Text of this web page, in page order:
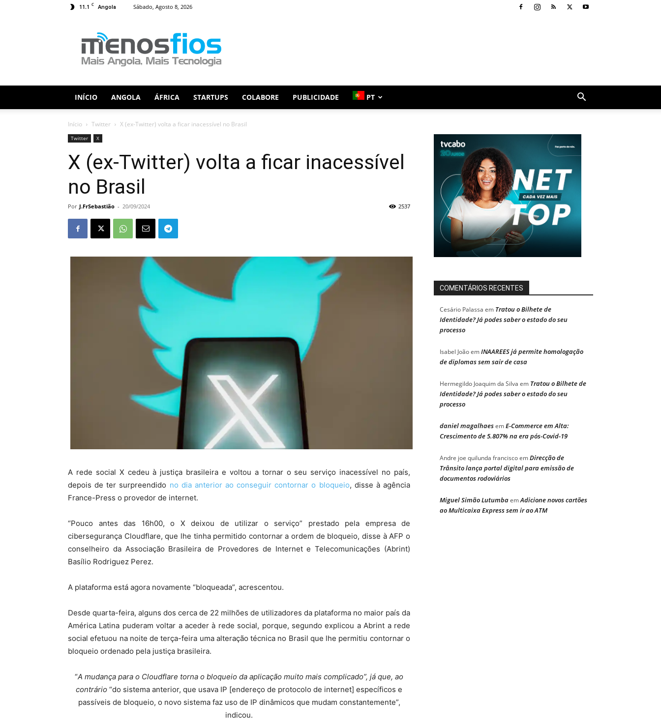
11.1 C Angola Sábado, Agosto 8, 2026
Fios
INÍCIO ANGOLA ÁFRICA STARTUPS COLABORE PUBLICIDADE PT
Início Twitter X (ex-Twitter) volta a ficar inacessível no Brasil
Twitter X
X (ex-Twitter) volta a ficar inacessível
no Brasil
Por J.FrSebastião - 20/09/2024 2537
A rede social X cedeu à justiça brasileira e voltou a tornar o seu serviço inacessível no país,
depois de ter surpreendido no dia anterior ao conseguir contornar o bloqueio, disse à agência
France-Press o provedor de internet.
“Pouco antes das 16h00, o X deixou de utilizar o serviço” prestado pela empresa de
cibersegurança Cloudflare, que lhe tinha permitido contornar a ordem de bloqueio, disse à AFP o
conselheiro da Associação Brasileira de Provedores de Internet e Telecomunicações (Abrint)
Basílio Rodriguez Perez.
A plataforma está agora novamente “bloqueada”, acrescentou.
Desde quarta-feira, alguns dos cerca de 22 milhões de utilizadores da plataforma no maior país da
América Latina puderam voltar a aceder à rede social, porque, segundo explicou a Abrint a rede
social efetuou na noite de terça-feira uma alteração técnica no Brasil que lhe permitiu contornar o
bloqueio ordenado pela justiça brasileira.
“A mudança para o Cloudflare torna o bloqueio da aplicação muito mais complicado”, já que, ao
contrário “do sistema anterior, que usava IP [endereço de protocolo de internet] específicos e
passíveis de bloqueio, o novo sistema faz uso de IP dinâmicos que mudam constantemente”,
indicou.
COMENTÁRIOS RECENTES
Cesário Palassa em Tratou o Bilhete de
Identidade? Já podes saber o estado do seu
processo
Isabel JoãoemINAAREES já permite homologação
de diplomas sem sair de casa
Hermegildo Joaquim da Silva em Tratou o Bilhete de
Identidade? Já podes saber o estado do seu
processo
daniel magalhaesemE-Commerce em Alta:
Crescimento de 5.807% na era pós-Covid-19
Andre joe quilunda franciscoemDirecção de
Trânsito lança portal digital para emissão de
documentos rodoviários
Miguel Simão LutumbaemAdicione novos cartões
ao Multicaixa Express sem ir ao ATM